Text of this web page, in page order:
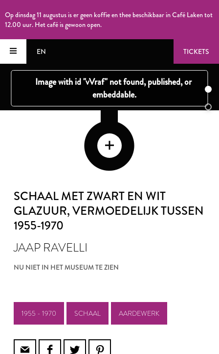
Op dinsdag 11 augustus is er geen koffie en thee beschikbaar in Café Laken tot
12.00 uur. Het café is gewoon open.
EN TICKETS
SCHAAL MET ZWART EN WIT
GLAZUUR, VERMOEDELIJK TUSSEN
1955-1970
JAAP RAVELLI
NU NIET IN HET MUSEUM TE ZIEN
1955 - 1970 SCHAAL AARDEWERK